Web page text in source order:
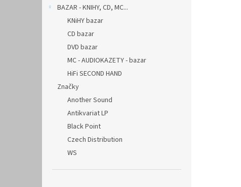
BAZAR - KNIHY, CD, MC...
KNiHY bazar
CD bazar
DVD bazar
MC - AUDIOKAZETY - bazar
HiFi SECOND HAND
Značky
Another Sound
Antikvariat LP
Black Point
Czech Distribution
WS